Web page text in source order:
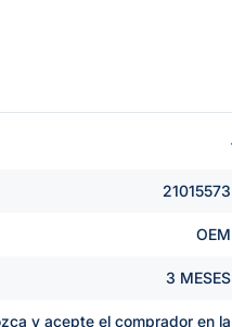
21015573
OEM
3 MESES
y acepte el comprador en la